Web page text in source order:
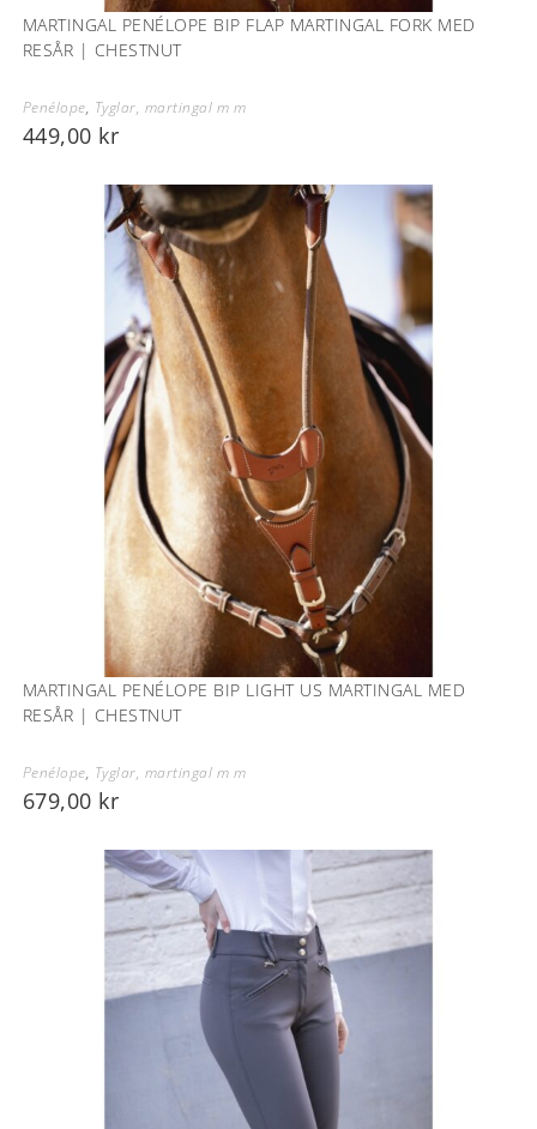
MARTINGAL PENÉLOPE BIP FLAP MARTINGAL FORK MED
RESÅR | CHESTNUT
Penélope, Tyglar, martingal m m
449,00 kr
MARTINGAL PENÉLOPE BIP LIGHT US MARTINGAL MED
RESÅR | CHESTNUT
Penélope, Tyglar, martingal m m
679,00 kr